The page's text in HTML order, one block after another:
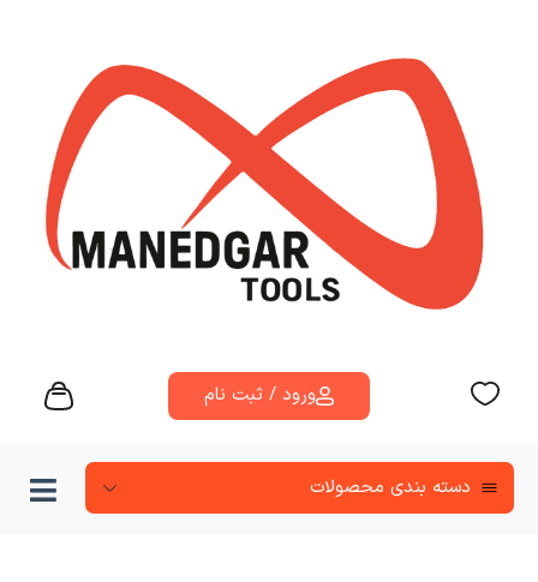
ورود / ثبت نام
دسته‌ بندی محصولات